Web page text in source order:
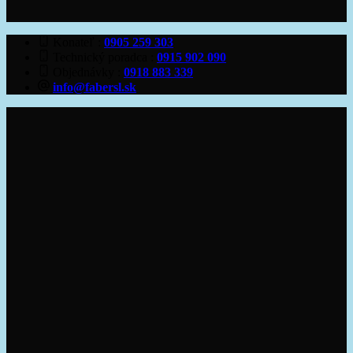
0905 259 303
0915 902 090
0918 883 339
info@fabersl.sk